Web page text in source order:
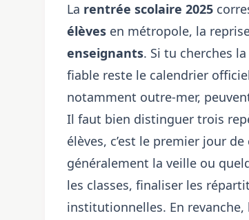
La rentrée scolaire 2025
élèves en métropole, la
enseignants. Si tu cherches la
fiable reste le calendrier
notamment outre-mer,
Il faut bien distinguer trois
élèves, c’est le premier jour
généralement la veille ou
les classes, finaliser les
institutionnelles. En